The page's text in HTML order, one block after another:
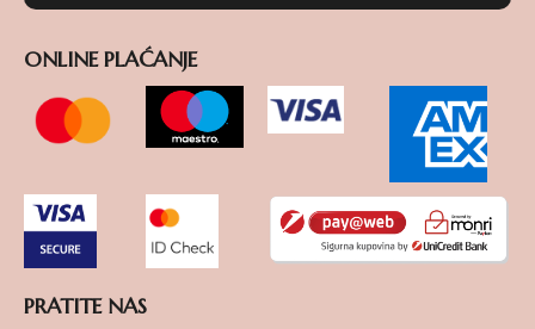
ONLINE PLAĆANJE
PRATITE NAS